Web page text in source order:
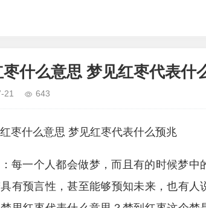
什么意思 梦见红枣代表什
21 643
枣什么意思 梦见红枣代表什么预兆
每一个人都会做梦，而且有的时候梦中
有预言性，甚至能够预知未来，也有